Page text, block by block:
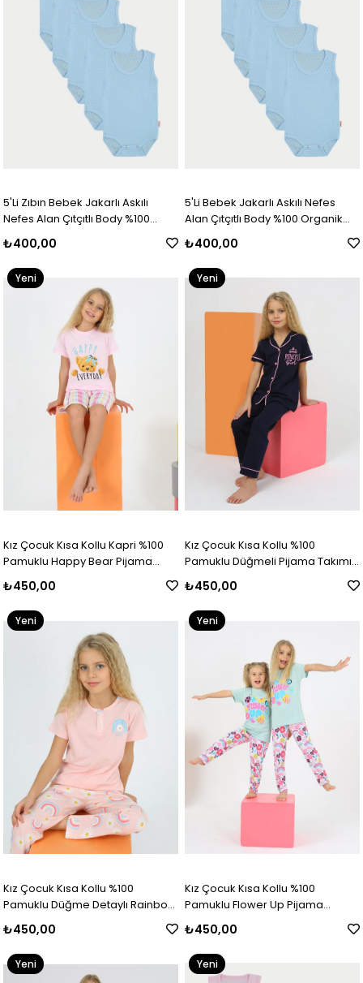
5'Li Zıbın Bebek Jakarlı Askılı
Nefes Alan Çıtçıtlı Body %100
₺400,00
5'Li Bebek Jakarlı Askılı Nefes
Alan Çıtçıtlı Body %100 Organik
₺400,00
Kız Çocuk Kısa Kollu Kapri %100
Pamuklu Happy Bear Pijama
Takımı
₺450,00
Yeni
Kız Çocuk Kısa Kollu %100
Pamuklu Düğmeli Pijama Takımı
Princess
₺450,00
Yeni
Kız Çocuk Kısa Kollu %100
Pamuklu Düğme Detaylı Rainbow
₺450,00
Yeni
Kız Çocuk Kısa Kollu %100
Pamuklu Flower Up Pijama
₺450,00
Yeni
Yeni
Yeni